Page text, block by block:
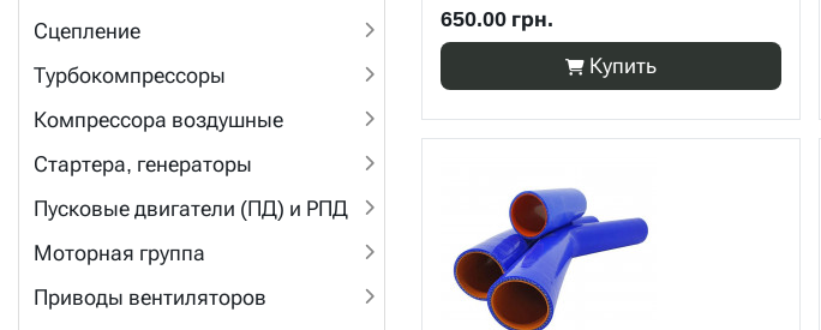
Сцепление
Турбокомпрессоры
Компрессора воздушные
Стартера, генераторы
Пусковые двигатели (ПД) и РПД
Моторная группа
Приводы вентиляторов
650.00 грн.
Купить